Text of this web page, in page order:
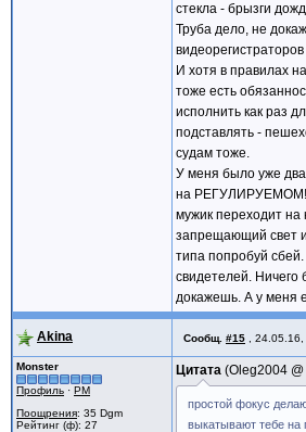
стекла - брызги
Труба дело, не
видеорегистраторов
И хотя в правилах
тоже есть
исполнить как раз
подставлять -
судам тоже.
У меня было уже
на
мужик переходит на
запрещающий свет
типа попробуй
свидетелей. Ничего
докажешь. А у меня
Akina Сообщ. #15 24.05.16,
Monster
Профиль · PM
Поощрения: 35 Dgm
Рейтинг (ф): 27
Цитата Oleg2004 @
простой фокус
выкатывают тебе на